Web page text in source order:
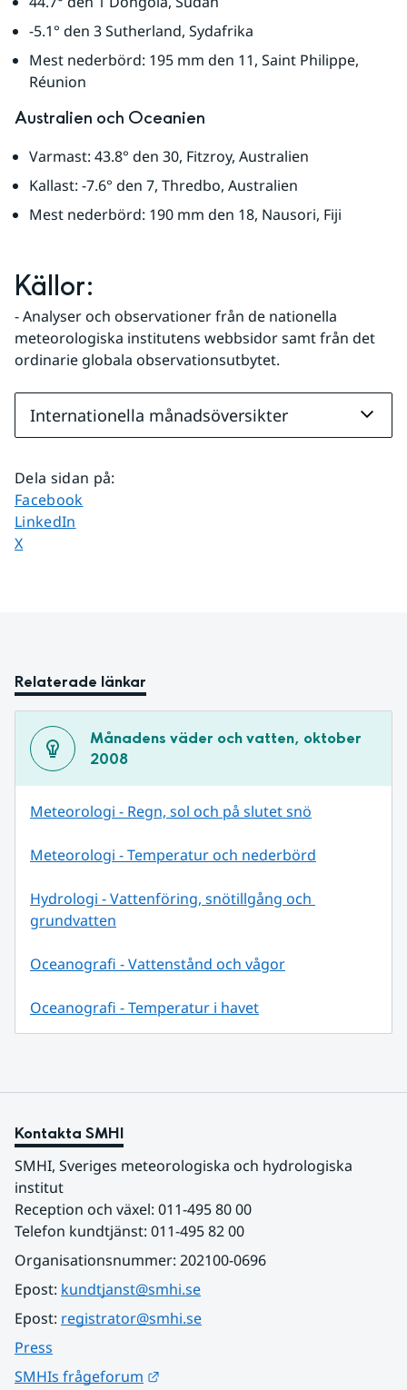
-5.1° den 3 Sutherland, Sydafrika
Mest nederbörd: 195 mm den 11, Saint Philippe,
Réunion
Australien och Oceanien
Varmast: 43.8° den 30, Fitzroy, Australien
Kallast: -7.6° den 7, Thredbo, Australien
Mest nederbörd: 190 mm den 18, Nausori, Fiji
Källor:
- Analyser och observationer från de nationella
meteorologiska institutens webbsidor samt från det
ordinarie globala observationsutbytet.
Internationella månadsöversikter
Dela sidan på:
Dela sidan på
Facebook
Dela sidan på
LinkedIn
Dela sidan på
X
Relaterade länkar
Månadens väder och vatten, oktober
2008
Meteorologi - Regn, sol och på slutet snö
Meteorologi - Temperatur och nederbörd
Hydrologi - Vattenföring, snötillgång och
grundvatten
Oceanografi - Vattenstånd och vågor
Oceanografi - Temperatur i havet
Kontakta SMHI
SMHI, Sveriges meteorologiska och hydrologiska
institut
Reception och växel: 011-495 80 00
Telefon kundtjänst: 011-495 82 00
Organisationsnummer: 202100-0696
Epost: kundtjanst@smhi.se
Epost: registrator@smhi.se
Press
SMHIs frågeforum